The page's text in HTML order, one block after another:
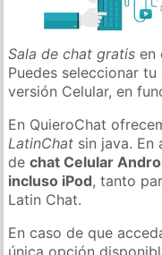
Sala de chat gratis en
Puedes seleccionar
versión Celular, en
En QuieroChat
LatinChat sin java. En
dechat Celular
incluso iPod, tanto
Latin Chat.
En caso de que
única opción